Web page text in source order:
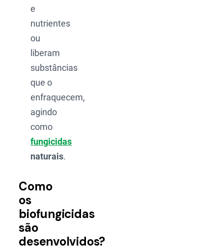
e
nutrientes
ou
liberam
substâncias
que o
enfraquecem,
agindo
como
fungicidas
naturais.
Como
os
biofungicidas
são
desenvolvidos?